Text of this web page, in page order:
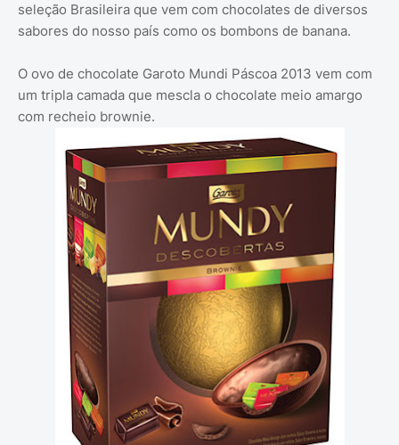
seleção Brasileira que vem com chocolates de diversos
sabores do nosso país como os bombons de banana.
O ovo de chocolate Garoto Mundi Páscoa 2013 vem com
um tripla camada que mescla o chocolate meio amargo
com recheio brownie.